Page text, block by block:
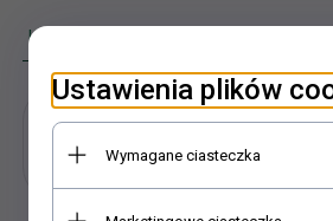
Herbal Pets
Herbal Pets
Ustawienia plików
Wymagane ciasteczka